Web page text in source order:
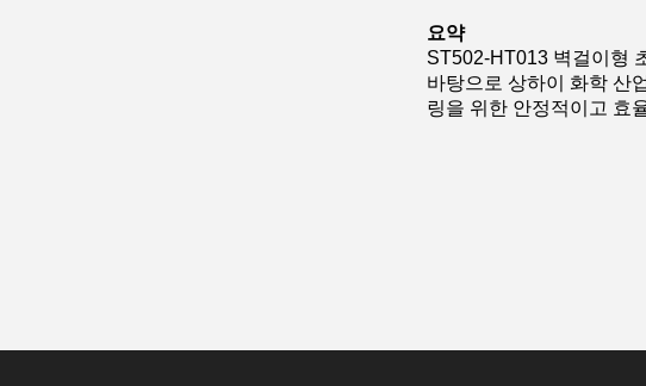
요약
ST502-HT013 벽걸이형
바탕으로 상하이 화학 산
링을 위한 안정적이고 효